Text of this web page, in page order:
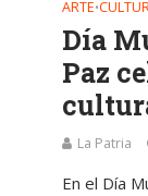
ARTE•
Día
Paz
La Patria
En el Día